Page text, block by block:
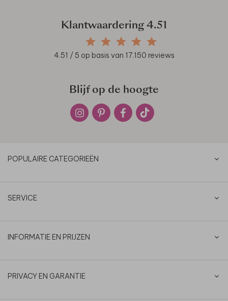
Klantwaardering 4.51
4.51 / 5 op basis van 17.150 reviews
Blijf op de hoogte
POPULAIRE CATEGORIEËN
SERVICE
INFORMATIE EN PRIJZEN
PRIVACY EN GARANTIE